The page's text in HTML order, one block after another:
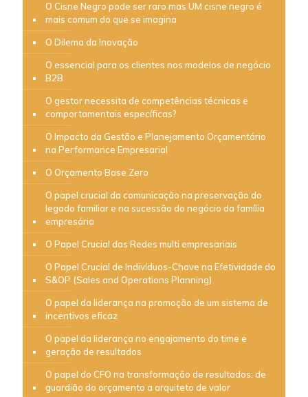
O Cisne Negro pode ser raro mas UM cisne negro é
mais comum do que se imagina
O Dilema da Inovação
O essencial para os clientes nos modelos de negócio
B2B
O gestor necessita de competências técnicas e
comportamentais específicas?
O Impacto da Gestão e Planejamento Orçamentário
na Performance Empresarial
O Orçamento Base Zero
O papel crucial da comunicação na preservação do
legado familiar e na sucessão do negócio da família
empresária
O Papel Crucial das Redes multi empresariais
O Papel Crucial de Indivíduos-Chave na Efetividade do
S&OP (Sales and Operations Planning)
O papel da liderança na promoção de um sistema de
incentivos eficaz
O papel da liderança no engajamento do time e
geração de resultados
O papel do CFO na transformação de resultados: de
guardião do orçamento a arquiteto de valor